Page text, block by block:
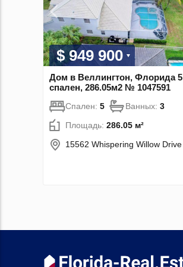
$ 949 900
Дом в Веллингтон, Флорида 5
спален, 286.05м2 № 1047591
Спален: 5 Ванных: 3
Площадь: 286.05 м²
15562 Whispering Willow Drive